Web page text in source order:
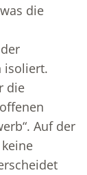
die
isoliert.
die
Auf der